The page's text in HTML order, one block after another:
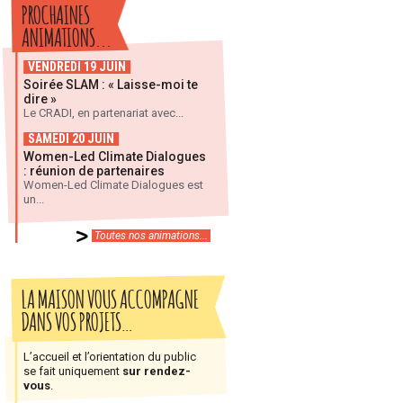
PROCHAINES
ANIMATIONS...
VENDREDI 19 JUIN
Soirée SLAM : « Laisse-moi te
dire »
Le CRADI, en partenariat avec...
SAMEDI 20 JUIN
Women-Led Climate Dialogues
: réunion de partenaires
Women-Led Climate Dialogues est
un...
Toutes nos animations...
LA MAISON VOUS ACCOMPAGNE
DANS VOS PROJETS…
L’accueil et l’orientation du public
se fait uniquement sur rendez-
vous